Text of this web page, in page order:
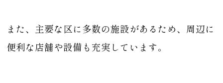
また、主要な区に多数の施設があるため、周辺に
便利な店舗や設備も充実しています。